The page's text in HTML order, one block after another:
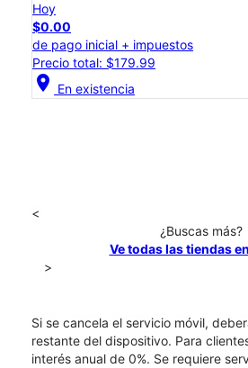
Hoy
$0.00
de pago inicial + impuestos
Precio total: $179.99
location_on En existencia
<
¿Buscas más?
Ve todas las tiendas
>
Si se cancela el servicio móvil,
restante del dispositivo. Para
interés anual de 0%. Se requiere